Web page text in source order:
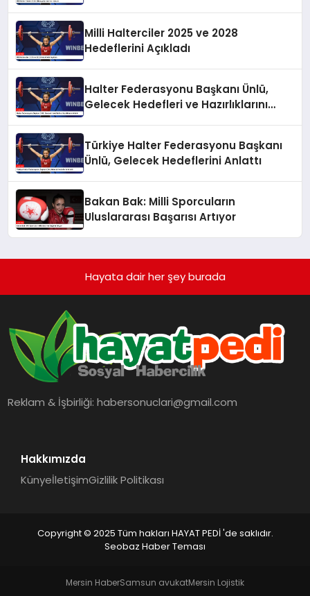
Milli Halterciler 2025 ve 2028
Hedeflerini Açıkladı
Halter Federasyonu Başkanı Ünlü,
Gelecek Hedefleri ve Hazırlıklarını
Türkiye Halter Federasyonu Başkanı
Ünlü, Gelecek Hedeflerini Anlattı
Bakan Bak: Milli Sporcuların
Uluslararası Başarısı Artıyor
Hayata dair her şey burada
Reklam & İşbirliği:habersonuclari@gmail.com
Hakkımızda
KünyeİletişimGizlilik Politikası
Copyright © 2025 Tüm hakları HAYAT PEDİ 'de saklıdır.
Seobaz Haber Teması
Mersin HaberSamsun avukatMersin Lojistik